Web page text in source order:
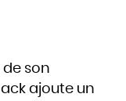
de son
ajoute un